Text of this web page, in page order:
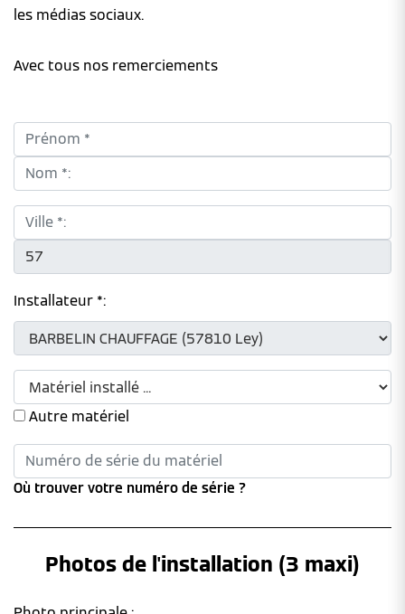
les médias sociaux.
Avec tous nos remerciements
Prénom *:
Nom *:
Ville *:
CP *:
Installateur *:
Autre matériel
Où trouver votre numéro de série ?
Photos de l'installation (3 maxi)